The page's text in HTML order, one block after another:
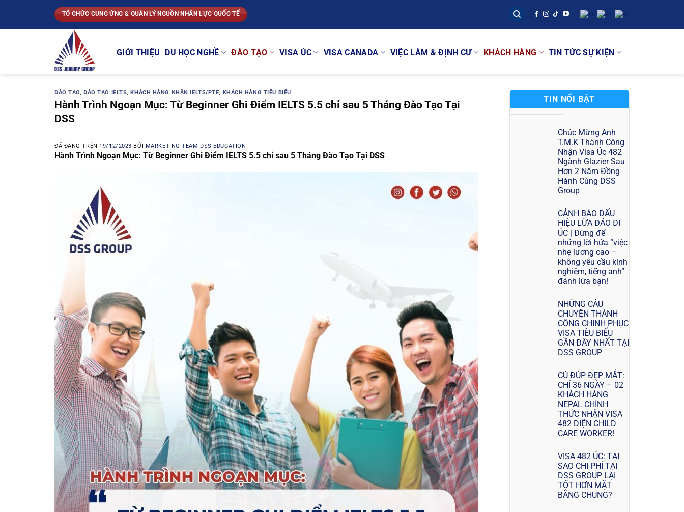
nội
TỔ CHỨC CUNG ỨNG & QUẢN LÝ NGUỒN NHÂN LỰC QUỐC TẾ
GIỚI THIỆU DU HỌC NGHỀ ĐÀO TẠO VISA ÚC VISA CANADA VIỆC LÀM & ĐỊNH CƯ KHÁCH HÀNG TIN TỨC SỰ KIỆN
ĐÀO TẠO,ĐÀO TẠO IELTS,KHÁCH HÀNG NHẬN IELTS/PTE, KHÁCH HÀNG TIÊU BIỂU
Hành Trình Ngoạn Mục: Từ Beginner Ghi Điểm IELTS 5.5 chỉ sau 5 Tháng Đào Tạo Tại
DSS
ĐÃ ĐĂNG TRÊN 19/12/2023 BỞI MARKETING TEAM DSS EDUCATION
Hành Trình Ngoạn Mục: Từ Beginner Ghi Điểm IELTS 5.5 chỉ sau 5 Tháng Đào Tạo Tại DSS
TIN NỔI BẬT
Chúc Mừng Anh
T.M.K Thành Công
Nhận Visa Úc 482
Ngành Glazier Sau
Hơn 2 Năm Đồng
Hành Cùng DSS
Group
CẢNH BÁO DẤU
HIỆU LỪA ĐẢO ĐI
ÚC | Đừng để
những lời hứa “việc
nhẹ lương cao –
không yêu cầu kinh
nghiệm, tiếng anh”
đánh lừa bạn!
NHỮNG CÂU
CHUYỆN THÀNH
CÔNG CHINH PHỤC
VISA TIÊU BIỂU
GẦN ĐÂY NHẤT TẠI
DSS GROUP
CÚ ĐÚP ĐẸP MẮT:
CHỈ 36 NGÀY – 02
KHÁCH HÀNG
NEPAL CHÍNH
THỨC NHẬN VISA
482 DIỆN CHILD
CARE WORKER!
VISA 482 ÚC: TẠI
SAO CHI PHÍ TẠI
DSS GROUP LẠI
TỐT HƠN MẶT
BẰNG CHUNG?